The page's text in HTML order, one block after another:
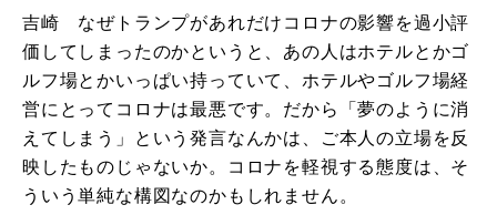
吉崎 なぜトランプがあれだけコロナの影響を過小評
価してしまったのかというと、あの人はホテルとかゴ
ルフ場とかいっぱい持っていて、ホテルやゴルフ場経
営にとってコロナは最悪です。だから「夢のように消
えてしまう」という発言なんかは、ご本人の立場を反
映したものじゃないか。コロナを軽視する態度は、そ
ういう単純な構図なのかもしれません。